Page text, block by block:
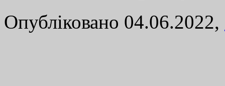
Опубліковано 04.06.2022,